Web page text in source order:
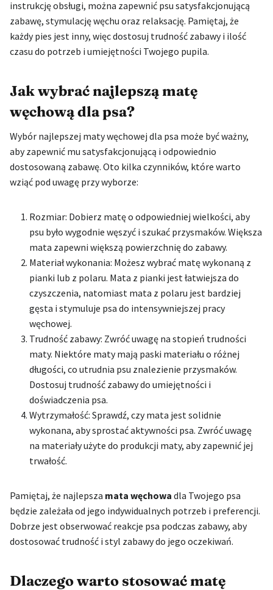
instrukcję obsługi, można zapewnić psu satysfakcjonującą
zabawę, stymulację węchu oraz relaksację. Pamiętaj, że
każdy pies jest inny, więc dostosuj trudność zabawy i ilość
czasu do potrzeb i umiejętności Twojego pupila.
Jak wybrać najlepszą matę
węchową dla psa?
Wybór najlepszej maty węchowej dla psa może być ważny,
aby zapewnić mu satysfakcjonującą i odpowiednio
dostosowaną zabawę. Oto kilka czynników, które warto
wziąć pod uwagę przy wyborze:
Rozmiar: Dobierz matę o odpowiedniej wielkości, aby
psu było wygodnie węszyć i szukać przysmaków. Większa
mata zapewni większą powierzchnię do zabawy.
Materiał wykonania: Możesz wybrać matę wykonaną z
pianki lub z polaru. Mata z pianki jest łatwiejsza do
czyszczenia, natomiast mata z polaru jest bardziej
gęsta i stymuluje psa do intensywniejszej pracy
węchowej.
Trudność zabawy: Zwróć uwagę na stopień trudności
maty. Niektóre maty mają paski materiału o różnej
długości, co utrudnia psu znalezienie przysmaków.
Dostosuj trudność zabawy do umiejętności i
doświadczenia psa.
Wytrzymałość: Sprawdź, czy mata jest solidnie
wykonana, aby sprostać aktywności psa. Zwróć uwagę
na materiały użyte do produkcji maty, aby zapewnić jej
trwałość.
Pamiętaj, że najlepsza mata węchowa dla Twojego psa
będzie zależała od jego indywidualnych potrzeb i preferencji.
Dobrze jest obserwować reakcje psa podczas zabawy, aby
dostosować trudność i styl zabawy do jego oczekiwań.
Dlaczego warto stosować matę